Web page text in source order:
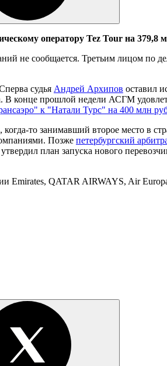
оператору Tez Tour на 379,8
не сообщается. Третьим лицом по
судья Андрей Архипов оставил
В конце прошлой недели АСГМ
к "Натали Турс" на 400 млн
то занимавший второе место в
Позже петербургский
план запуска нового
Emirates, QATAR AIRWAYS, Air